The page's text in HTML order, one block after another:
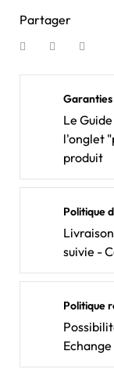
Partager
Le
l'onglet
produit
Politique
suivie -
Politique
Echange